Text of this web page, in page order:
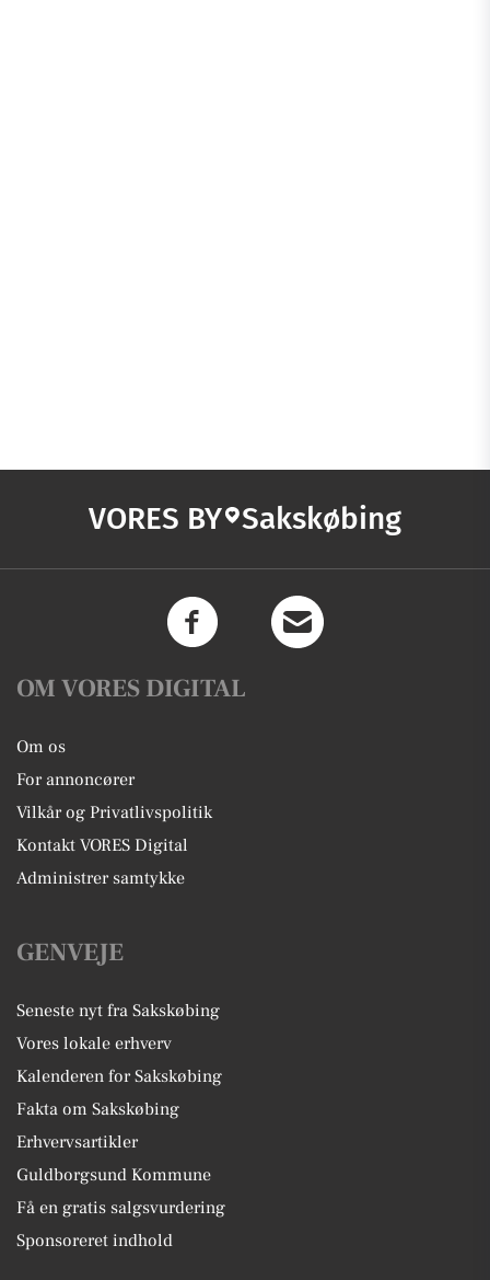
VORES BY Sakskøbing
OM VORES DIGITAL
Om os
For annoncører
Vilkår og Privatlivspolitik
Kontakt VORES Digital
Administrer samtykke
GENVEJE
Seneste nyt fra Sakskøbing
Vores lokale erhverv
Kalenderen for Sakskøbing
Fakta om Sakskøbing
Erhvervsartikler
Guldborgsund Kommune
Få en gratis salgsvurdering
Sponsoreret indhold